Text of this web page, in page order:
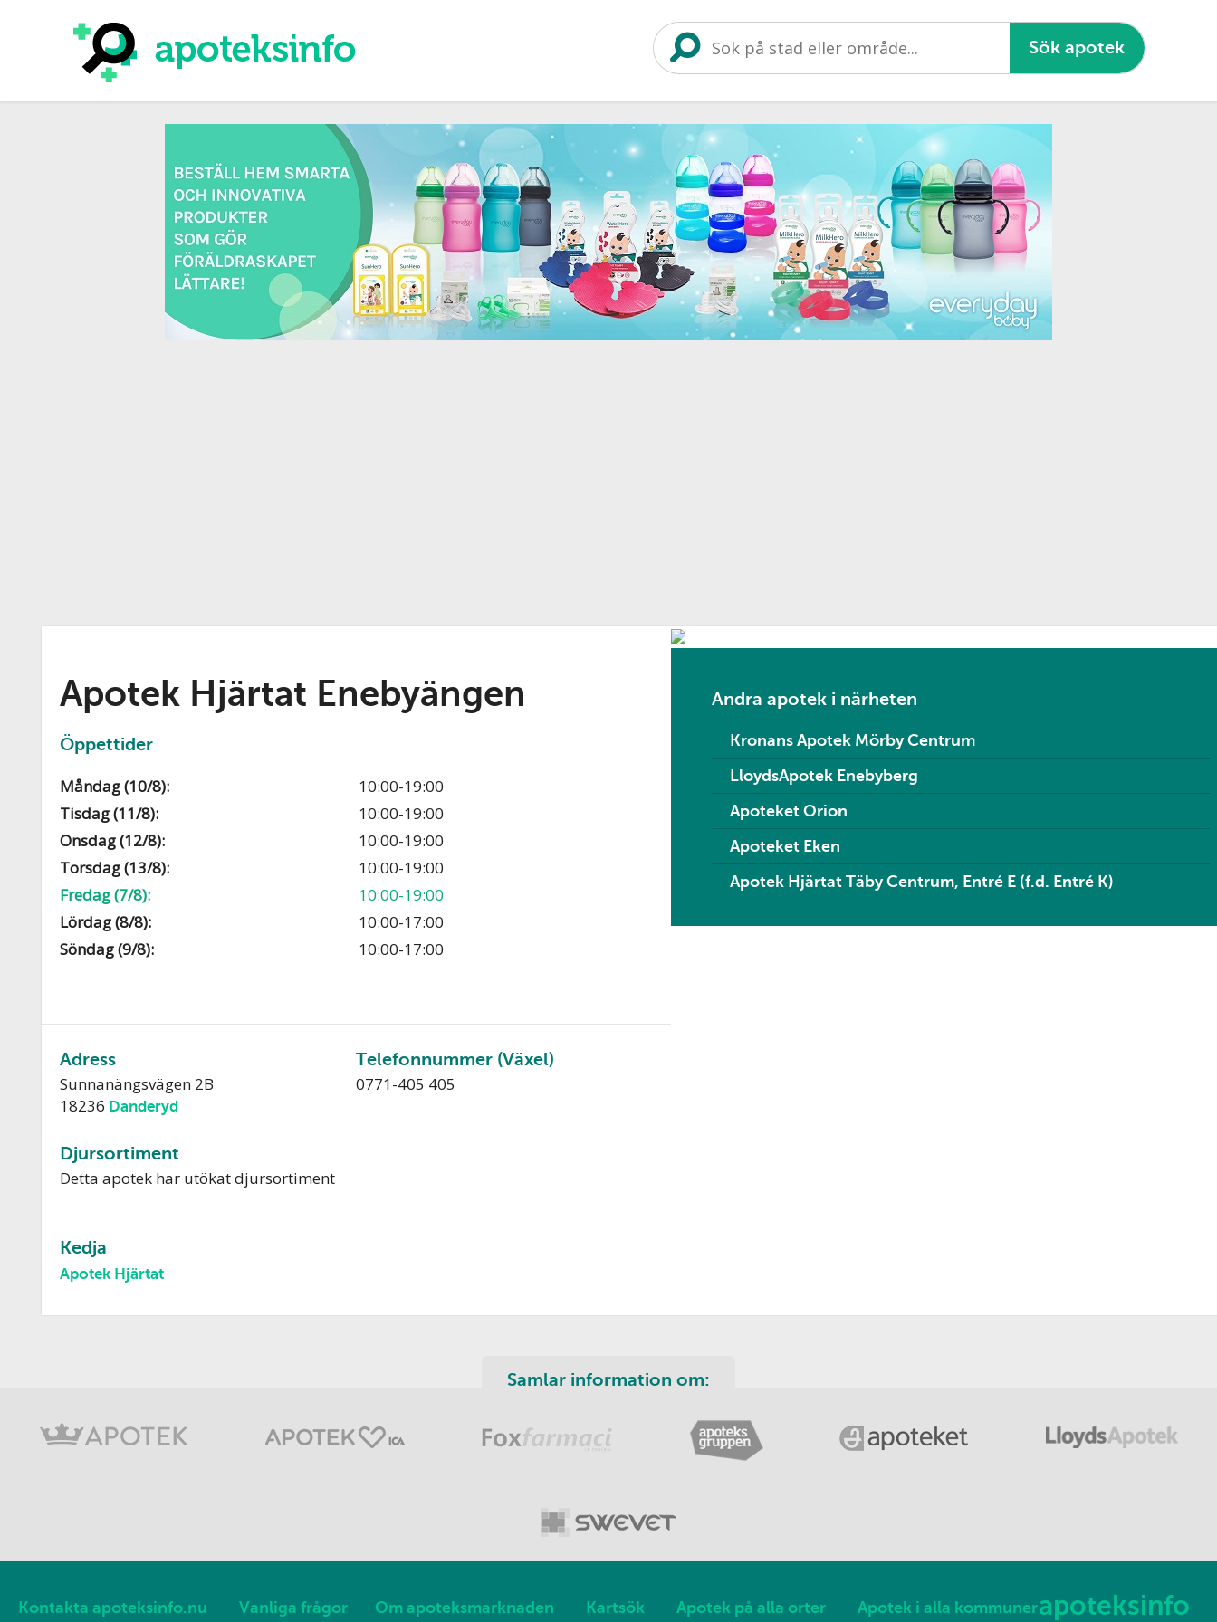
Sök apotek
Apotek Hjärtat Enebyängen
Öppettider
Måndag (10/8):
10:00-19:00
Tisdag (11/8):
10:00-19:00
Onsdag (12/8):
10:00-19:00
Torsdag (13/8):
10:00-19:00
Fredag (7/8):
10:00-19:00
Lördag (8/8):
10:00-17:00
Söndag (9/8):
10:00-17:00
Adress
Sunnanängsvägen 2B
18236 Danderyd
Telefonnummer (Växel)
0771-405 405
Djursortiment
Detta apotek har utökat djursortiment
Kedja
Apotek Hjärtat
Andra apotek i närheten
Kronans Apotek Mörby Centrum
LloydsApotek Enebyberg
Apoteket Orion
Apoteket Eken
Apotek Hjärtat Täby Centrum, Entré E (f.d. Entré K)
Samlar information om:
Kontakta apoteksinfo.nu Vanliga frågor Om apoteksmarknaden Kartsök Apotek på alla orter Apotek i alla kommunerapoteksinfo